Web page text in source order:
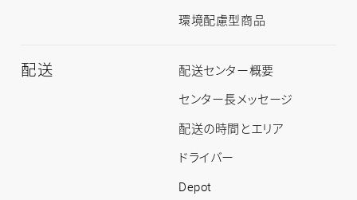
環境配慮型商品
配送 配
送
ト
ッ
配送センター概要
センター長メッセージ
配送の時間とエリア
ドライバー
Depot